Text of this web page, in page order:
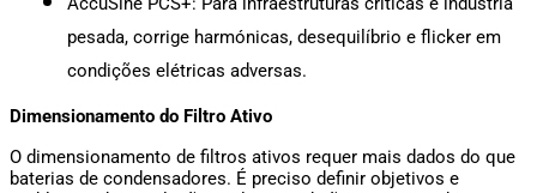
pesada, corrige harmónicas, desequilíbrio e flicker em
condições elétricas adversas.
Dimensionamento do Filtro Ativo
O dimensionamento de filtros ativos requer mais dados do que
baterias de condensadores. É preciso definir objetivos e